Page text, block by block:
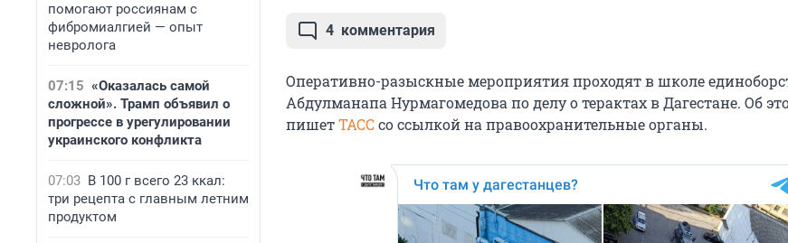
помогают россиянам с
фибромиалгией — опыт
невролога
07:15 «Оказалась самой
сложной». Трамп объявил о
прогрессе в урегулировании
украинского конфликта
07:03 В 100 г всего 23 ккал:
три рецепта с главным летним
продуктом
4 комментария
Оперативно-разыскные мероприятия проходят в школе
Абдулманапа Нурмагомедова по делу о терактах в Дагестане. Об
пишетТАССсо ссылкой на правоохранительные органы.